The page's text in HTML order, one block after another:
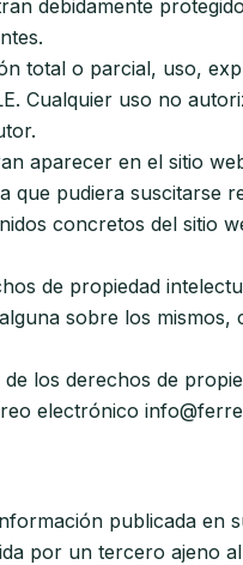
debidamente
total o parcial, uso,
Cualquier uso no
aparecer en el sitio
pudiera suscitarse
concretos del sitio
de propiedad
sobre los
los derechos de
electrónico
publicada en
por un tercero ajeno